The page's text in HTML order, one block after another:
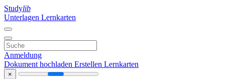
Studylib
Unterlagen Lernkarten
Anmeldung
Dokument hochladen Erstellen Lernkarten
×